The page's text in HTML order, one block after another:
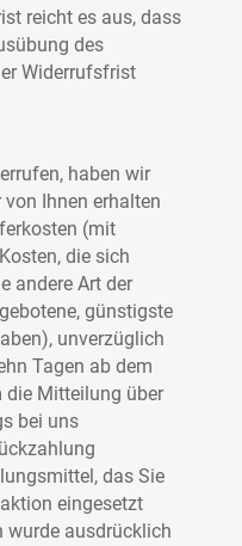
reicht es aus, dass
des
Widerrufsfrist
haben wir
Ihnen erhalten
(mit
die sich
andere Art der
günstigste
unverzüglich
Tagen ab dem
die Mitteilung über
bei uns
das Sie
eingesetzt
wurde ausdrücklich